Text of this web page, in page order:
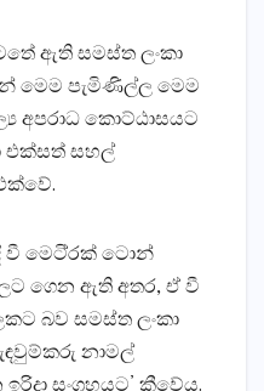
ඇති සමස්‌ත ලංකා
මෙම පැමිණිල්ල මෙම
අපරාධ කොට්‌ඨාසයට
එක්‌සත් සහල්
මෙටි්‍රක්‌ ටොන්
ගෙන ඇති අතර, ඒ වී
බව සමස්‌ත ලංකා
නාමල්
සංග්‍රහයට’ කීවේය.